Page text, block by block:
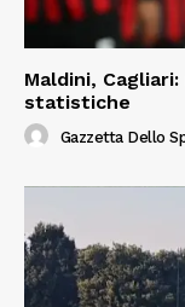
Maldini,
statistiche
Gazzetta Dello